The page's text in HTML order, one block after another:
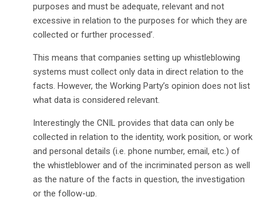
purposes and must be adequate, relevant and not
excessive in relation to the purposes for which they are
collected or further processed’.
This means that companies setting up whistleblowing
systems must collect only data in direct relation to the
facts. However, the Working Party’s opinion does not list
what data is considered relevant.
Interestingly the CNIL provides that data can only be
collected in relation to the identity, work position, or work
and personal details (i.e. phone number, email, etc.) of
the whistleblower and of the incriminated person as well
as the nature of the facts in question, the investigation
or the follow-up.